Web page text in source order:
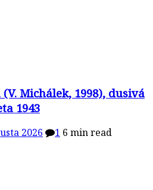
Michálek, 1998), dusivá
1943
2026 1 6 min read